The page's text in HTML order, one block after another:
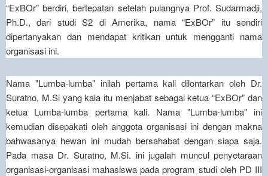
“ExBOr” berdiri, bertepatan setelah pulangnya Prof. Sudarmadji,
Ph.D., dari studi S2 di Amerika, nama “ExBOr” itu sendiri
dipertanyakan dan mendapat kritikan untuk mengganti nama
organisasi ini.
Nama "Lumba-lumba" inilah pertama kali dilontarkan oleh Dr.
Suratno, M.Si yang kala itu menjabat sebagai ketua “ExBOr” dan
ketua Lumba-lumba pertama kali. Nama "Lumba-lumba" ini
kemudian disepakati oleh anggota organisasi ini dengan makna
bahwasanya hewan ini mudah bersahabat dengan siapa saja.
Pada masa Dr. Suratno, M.Si. ini jugalah muncul penyetaraan
organisasi-organisasi mahasiswa pada program studi oleh PD III